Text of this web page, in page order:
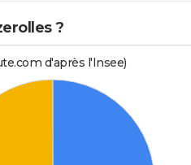
?
d'après l'Insee)